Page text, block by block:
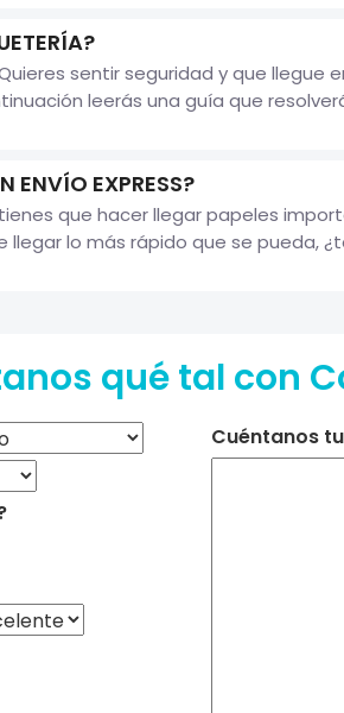
sentir seguridad y que
leerás una guía que
ENVÍO EXPRESS?
que hacer llegar papeles
lo más rápido que se pueda,
qué tal con
Cuéntanos